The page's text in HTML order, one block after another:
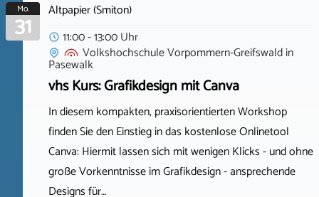
Mo.
31
Altpapier (Smiton)
11:00 - 13:00 Uhr
Volkshochschule Vorpommern-Greifswaldin
Pasewalk
vhs Kurs: Grafikdesign mit Canva
In diesem kompakten, praxisorientierten Workshop
finden Sie den Einstieg in das kostenlose Onlinetool
Canva: Hiermit lassen sich mit wenigen Klicks - und ohne
große Vorkenntnisse im Grafikdesign - ansprechende
Designs für…